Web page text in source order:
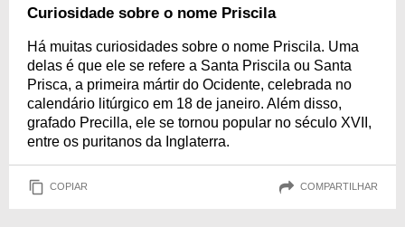
Curiosidade sobre o nome Priscila
Há muitas curiosidades sobre o nome Priscila. Uma
delas é que ele se refere a Santa Priscila ou Santa
Prisca, a primeira mártir do Ocidente, celebrada no
calendário litúrgico em 18 de janeiro. Além disso,
grafado Precilla, ele se tornou popular no século XVII,
entre os puritanos da Inglaterra.
COPIAR COMPARTILHAR